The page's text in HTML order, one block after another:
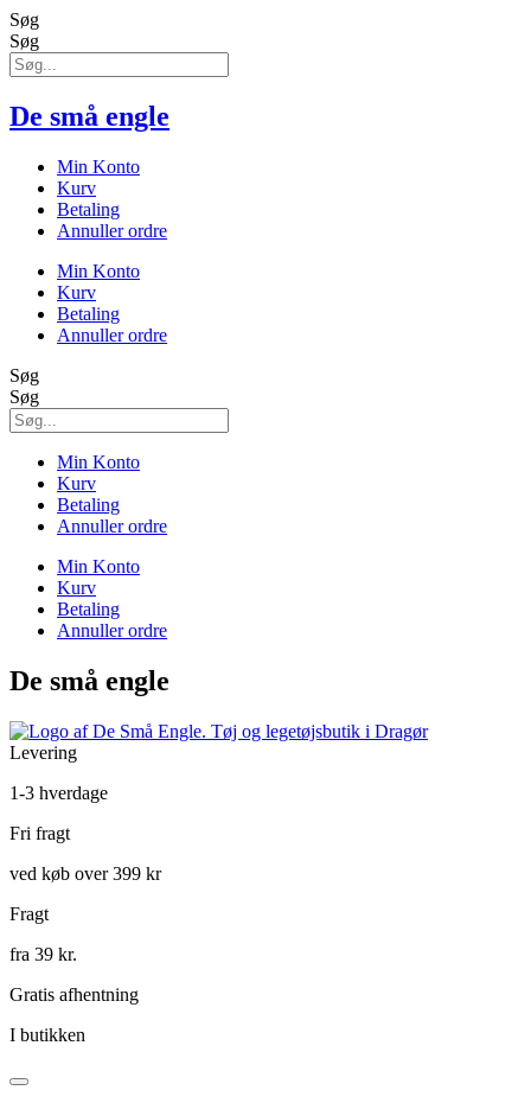
Søg
Søg
De små engle
Min Konto
Kurv
Betaling
Annuller ordre
Min Konto
Kurv
Betaling
Annuller ordre
Søg
Søg
Min Konto
Kurv
Betaling
Annuller ordre
Min Konto
Kurv
Betaling
Annuller ordre
De små engle
Levering
1-3 hverdage
Fri fragt
ved køb over 399 kr
Fragt
fra 39 kr.
Gratis afhentning
I butikken